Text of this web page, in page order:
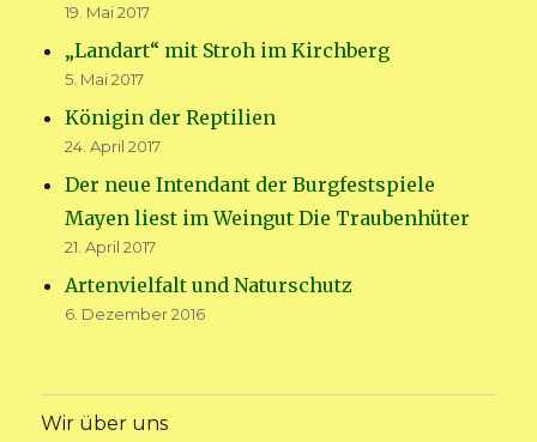
19. Mai 2017
„Landart“ mit Stroh im Kirchberg
5. Mai 2017
Königin der Reptilien
24. April 2017
Der neue Intendant der Burgfestspiele
Mayen liest im Weingut Die Traubenhüter
21. April 2017
Artenvielfalt und Naturschutz
6. Dezember 2016
Wir über uns